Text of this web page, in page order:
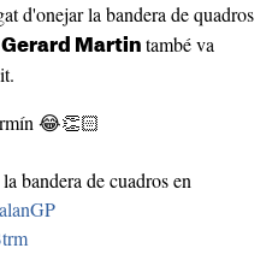
d'onejar la bandera de quadros
Gerard Martin també va
😂👏🏻
bandera de cuadros en